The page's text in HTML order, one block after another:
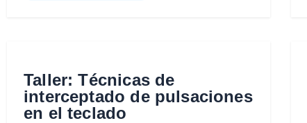
Taller: Técnicas de
interceptado de pulsaciones
en el teclado